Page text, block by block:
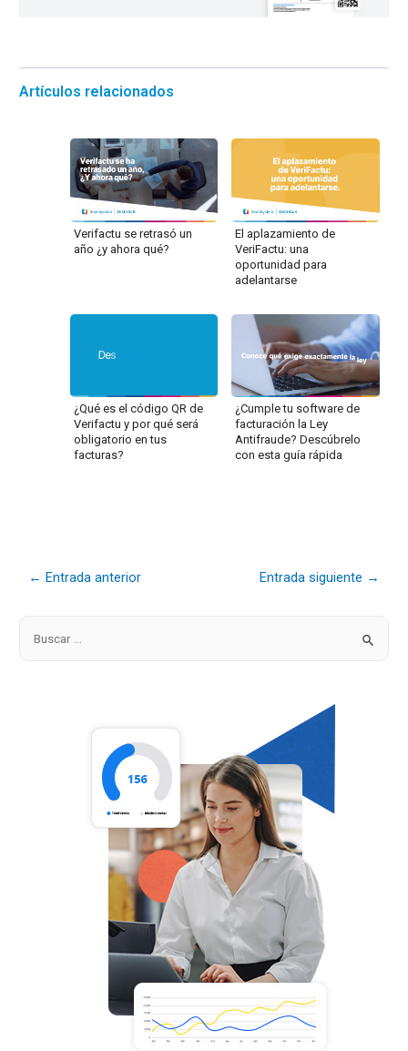
Artículos relacionados
Verifactu se retrasó un
año ¿y ahora qué?
El aplazamiento de
VeriFactu: una
oportunidad para
adelantarse
¿Qué es el código QR de
Verifactu y por qué será
obligatorio en tus
facturas?
¿Cumple tu software de
facturación la Ley
Antifraude? Descúbrelo
con esta guía rápida
← Entrada anterior Entrada siguiente →